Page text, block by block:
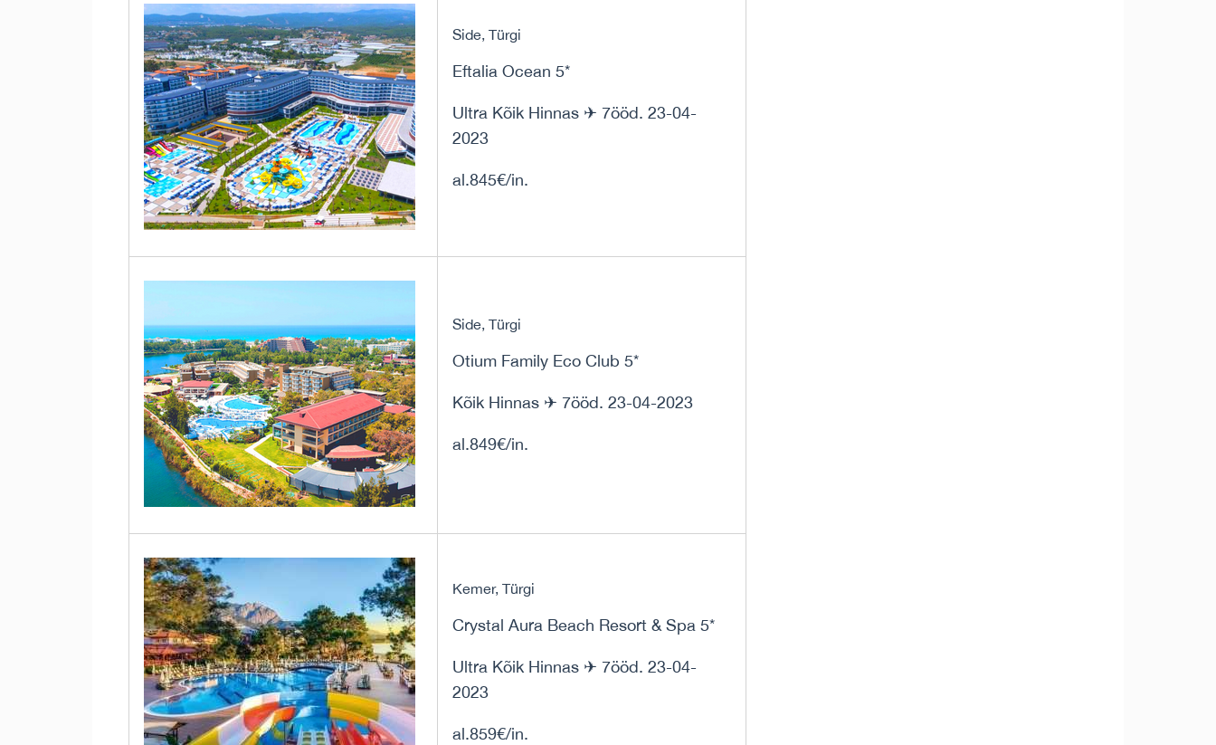
Side, Türgi
Eftalia Ocean 5*
Ultra Kõik Hinnas ✈ 7ööd. 23-04-
2023
al.845€/in.
Side, Türgi
Otium Family Eco Club 5*
Kõik Hinnas ✈ 7ööd. 23-04-2023
al.849€/in.
Kemer, Türgi
Crystal Aura Beach Resort & Spa 5*
Ultra Kõik Hinnas ✈ 7ööd. 23-04-
2023
al.859€/in.